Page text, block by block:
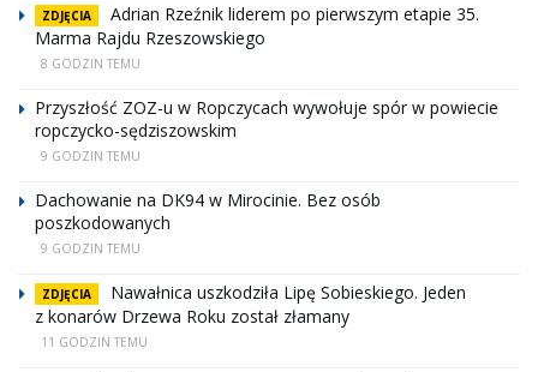
ZDJĘCIA
Adrian Rzeźnik liderem po pierwszym etapie 35.
Marma Rajdu Rzeszowskiego
8 GODZIN TEMU
Przyszłość ZOZ-u w Ropczycach wywołuje spór w powiecie
ropczycko-sędziszowskim
9 GODZIN TEMU
Dachowanie na DK94 w Mirocinie. Bez osób
poszkodowanych
9 GODZIN TEMU
ZDJĘCIA
Nawałnica uszkodziła Lipę Sobieskiego. Jeden
z konarów Drzewa Roku został złamany
11 GODZIN TEMU